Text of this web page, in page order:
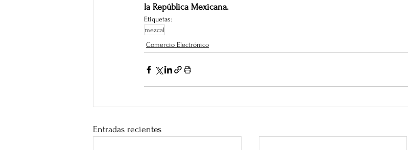
la República Mexicana.
Etiquetas:
mezcal
Comercio Electrónico
Entradas recientes